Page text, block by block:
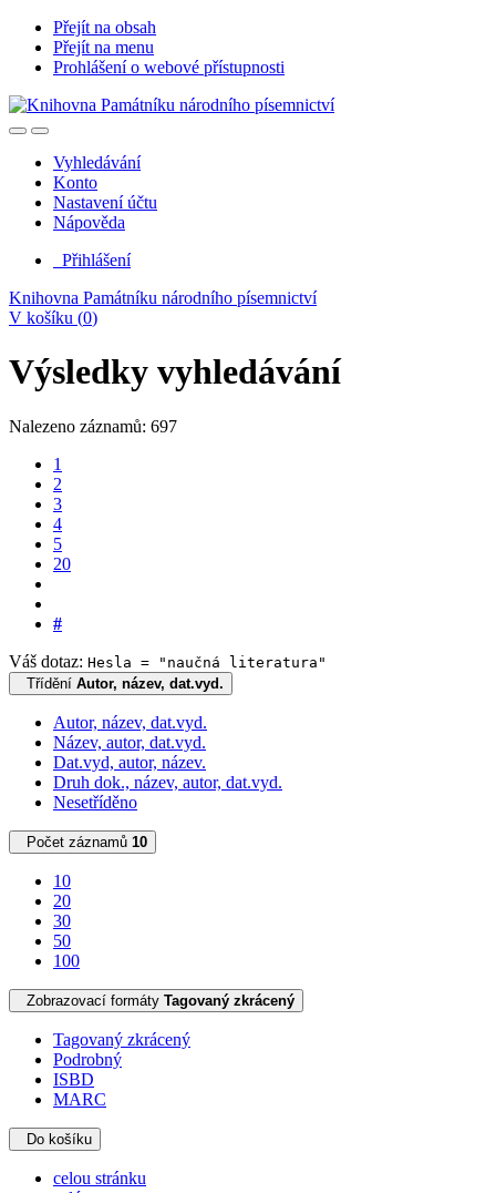
Přejít na obsah
Přejít na menu
Prohlášení o webové přístupnosti
Vyhledávání
Konto
Nastavení účtu
Nápověda
Přihlášení
Knihovna Památníku národního písemnictví
V košíku (0)
Výsledky vyhledávání
Nalezeno záznamů: 697
1
2
3
4
5
20
#
Váš dotaz: Hesla = "naučná literatura"
Třídění Autor, název, dat.vyd.
Autor, název, dat.vyd.
Název, autor, dat.vyd.
Dat.vyd, autor, název.
Druh dok., název, autor, dat.vyd.
Nesetříděno
Počet záznamů 10
10
20
30
50
100
Zobrazovací formáty Tagovaný zkrácený
Tagovaný zkrácený
Podrobný
ISBD
MARC
Do košíku
celou stránku